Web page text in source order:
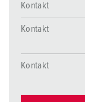
Kontakt
Kontakt
Kontakt